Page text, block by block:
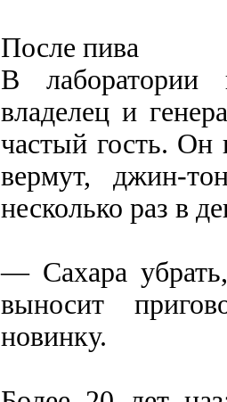
После пива
В лаборатории
владелец и
частый гость. Он
вермут, джин-
несколько раз в
— Сахара
выносит
новинку.